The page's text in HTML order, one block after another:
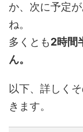
か、次に予定
ね。
多くとも2時間
ん。
以下、詳しく
きます。